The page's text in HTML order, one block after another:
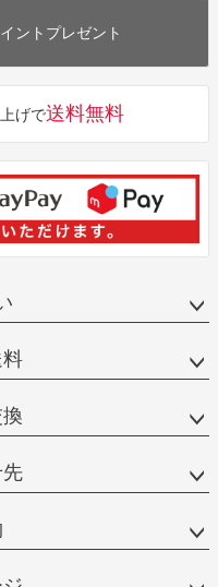
ントプレゼント
げで送料無料